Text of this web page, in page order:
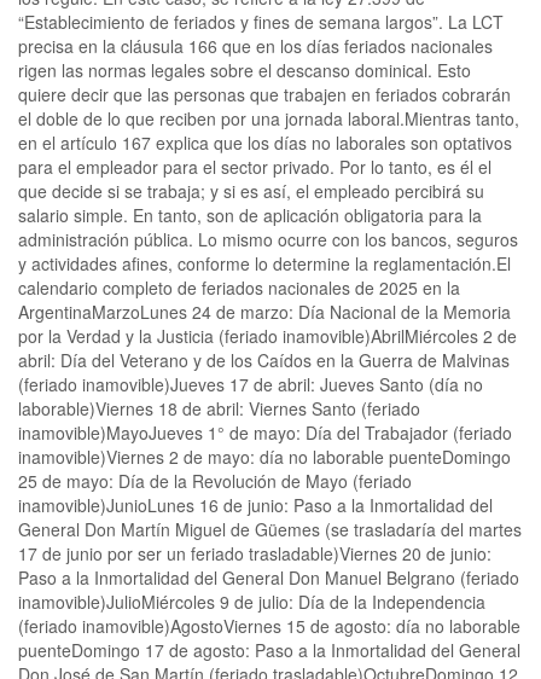
“Establecimiento de feriados y fines de semana largos”. La LCT
precisa en la cláusula 166 que en los días feriados nacionales
rigen las normas legales sobre el descanso dominical. Esto
quiere decir que las personas que trabajen en feriados cobrarán
el doble de lo que reciben por una jornada laboral.Mientras tanto,
en el artículo 167 explica que los días no laborales son optativos
para el empleador para el sector privado. Por lo tanto, es él el
que decide si se trabaja; y si es así, el empleado percibirá su
salario simple. En tanto, son de aplicación obligatoria para la
administración pública. Lo mismo ocurre con los bancos, seguros
y actividades afines, conforme lo determine la reglamentación.El
calendario completo de feriados nacionales de 2025 en la
ArgentinaMarzoLunes 24 de marzo: Día Nacional de la Memoria
por la Verdad y la Justicia (feriado inamovible)AbrilMiércoles 2 de
abril: Día del Veterano y de los Caídos en la Guerra de Malvinas
(feriado inamovible)Jueves 17 de abril: Jueves Santo (día no
laborable)Viernes 18 de abril: Viernes Santo (feriado
inamovible)MayoJueves 1° de mayo: Día del Trabajador (feriado
inamovible)Viernes 2 de mayo: día no laborable puenteDomingo
25 de mayo: Día de la Revolución de Mayo (feriado
inamovible)JunioLunes 16 de junio: Paso a la Inmortalidad del
General Don Martín Miguel de Güemes (se trasladaría del martes
17 de junio por ser un feriado trasladable)Viernes 20 de junio:
Paso a la Inmortalidad del General Don Manuel Belgrano (feriado
inamovible)JulioMiércoles 9 de julio: Día de la Independencia
(feriado inamovible)AgostoViernes 15 de agosto: día no laborable
puenteDomingo 17 de agosto: Paso a la Inmortalidad del General
Don José de San Martín (feriado trasladable)OctubreDomingo 12